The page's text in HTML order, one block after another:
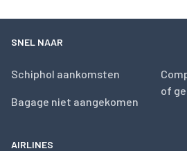
SNEL NAAR
Schiphol aankomsten
Bagage niet aangekomen
of
AIRLINES